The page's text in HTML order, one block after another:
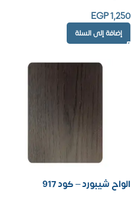
EGP1,250
إضافة إلى السلة
الواح شيبورد – كود 917